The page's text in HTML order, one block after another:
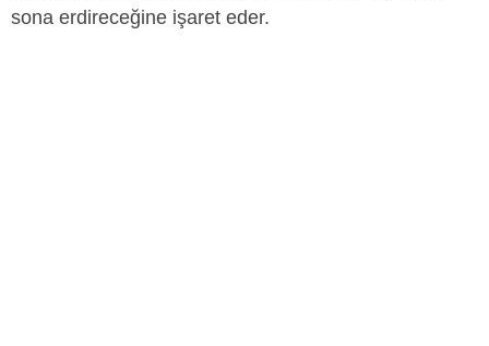
sona erdireceğine işaret eder.